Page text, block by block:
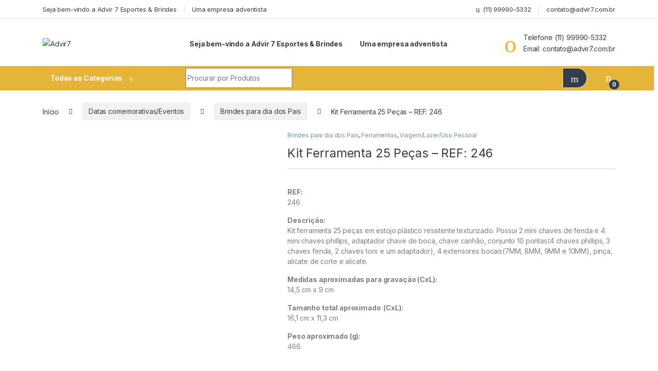
Seja bem-vindo a Advir 7 Esportes & Brindes Uma empresa adventista (11) 99990-5332 contato@advir7.com.br
Seja bem-vindo a Advir 7 Esportes & Brindes Uma empresa adventista
Telefone (11) 99990-5332
Email: contato@advir7.com.br
Todas as Categorias
0
Início Datas comemorativas/Eventos Brindes para dia dos Pais Kit Ferramenta 25 Peças – REF: 246
Brindes para dia dos Pais, Ferramentas,Viagem/Lazer/Uso Pessoal
Kit Ferramenta 25 Peças – REF: 246
REF:
246
Descrição:
Kit ferramenta 25 peças em estojo plástico resistente texturizado. Possui 2 mini chaves de fenda e 4
mini chaves phillips, adaptador chave de boca, chave canhão, conjunto 10 pontas(4 chaves phillips, 3
chaves fenda, 2 chaves torx e um adaptador), 4 extensores bocais(7MM, 8MM, 9MM e 10MM), pinça,
alicate de corte e alicate.
Medidas aproximadas para gravação (CxL):
14,5 cm x 9 cm
Tamanho total aproximado (CxL):
16,1 cm x 11,3 cm
Peso aproximado (g):
466